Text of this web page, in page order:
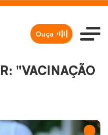
Ouça
"VACINAÇÃO